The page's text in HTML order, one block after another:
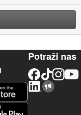
Potraži nas